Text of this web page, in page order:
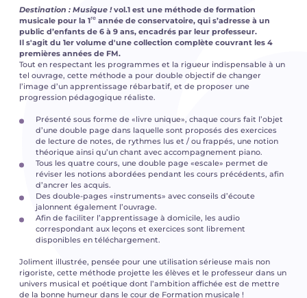
Destination : Musique !vol.1 est une méthode de formation
musicale pour la 1re année de conservatoire, qui s’adresse à un
public d’enfants de 6 à 9 ans, encadrés par leur professeur.
Il s'agit du 1er volume d'une collection complète couvrant les 4
premières années de FM.
Tout en respectant les programmes et la rigueur indispensable à un
tel ouvrage, cette méthode a pour double objectif de changer
l’image d’un apprentissage rébarbatif, et de proposer une
progression pédagogique réaliste.
Présenté sous forme de «livre unique», chaque cours fait l’objet
d’une double page dans laquelle sont proposés des exercices
de lecture de notes, de rythmes lus et / ou frappés, une notion
théorique ainsi qu’un chant avec accompagnement piano.
Tous les quatre cours, une double page «escale» permet de
réviser les notions abordées pendant les cours précédents, afin
d’ancrer les acquis.
Des double-pages «instruments» avec conseils d’écoute
jalonnent également l’ouvrage.
Afin de faciliter l’apprentissage à domicile, les audio
correspondant aux leçons et exercices sont librement
disponibles en téléchargement.
Joliment illustrée, pensée pour une utilisation sérieuse mais non
rigoriste, cette méthode projette les élèves et le professeur dans un
univers musical et poétique dont l’ambition affichée est de mettre
de la bonne humeur dans le cour de Formation musicale !